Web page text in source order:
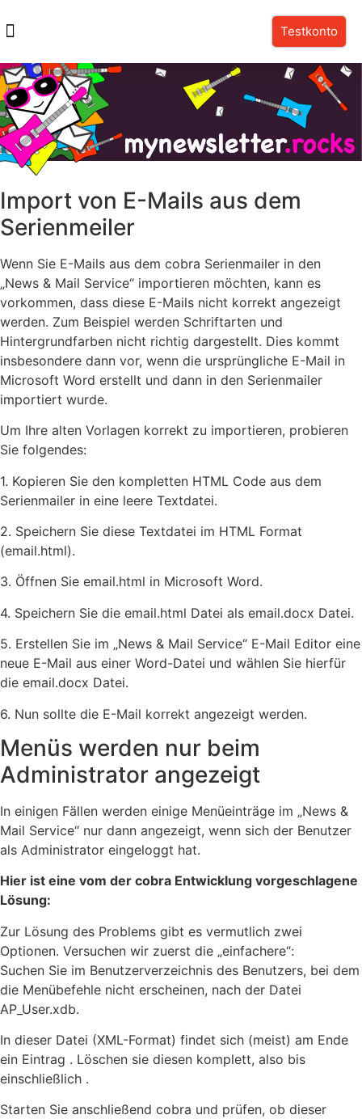
Testkonto
Import von E-Mails aus dem
Serienmeiler
Wenn Sie E-Mails aus dem cobra Serienmailer in den
„News & Mail Service“ importieren möchten, kann es
vorkommen, dass diese E-Mails nicht korrekt angezeigt
werden. Zum Beispiel werden Schriftarten und
Hintergrundfarben nicht richtig dargestellt. Dies kommt
insbesondere dann vor, wenn die ursprüngliche E-Mail in
Microsoft Word erstellt und dann in den Serienmailer
importiert wurde.
Um Ihre alten Vorlagen korrekt zu importieren, probieren
Sie folgendes:
1. Kopieren Sie den kompletten HTML Code aus dem
Serienmailer in eine leere Textdatei.
2. Speichern Sie diese Textdatei im HTML Format
(email.html).
3. Öffnen Sie email.html in Microsoft Word.
4. Speichern Sie die email.html Datei als email.docx Datei.
5. Erstellen Sie im „News & Mail Service“ E-Mail Editor eine
neue E-Mail aus einer Word-Datei und wählen Sie hierfür
die email.docx Datei.
6. Nun sollte die E-Mail korrekt angezeigt werden.
Menüs werden nur beim
Administrator angezeigt
In einigen Fällen werden einige Menüeinträge im „News &
Mail Service“ nur dann angezeigt, wenn sich der Benutzer
als Administrator eingeloggt hat.
Hier ist eine vom der cobra Entwicklung vorgeschlagene
Lösung:
Zur Lösung des Problems gibt es vermutlich zwei
Optionen. Versuchen wir zuerst die „einfachere“:
Suchen Sie im Benutzerverzeichnis des Benutzers, bei dem
die Menübefehle nicht erscheinen, nach der Datei
AP_User.xdb.
In dieser Datei (XML-Format) findet sich (meist) am Ende
ein Eintrag . Löschen sie diesen komplett, also bis
einschließlich .
Starten Sie anschließend cobra und prüfen, ob dieser